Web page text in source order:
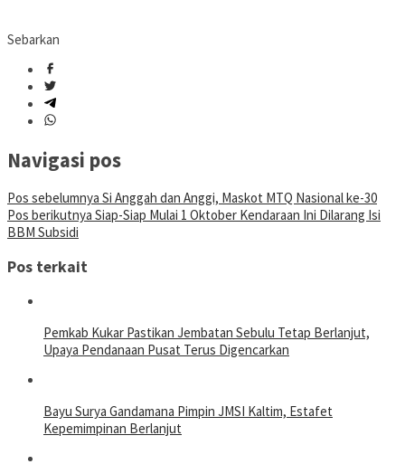
Sebarkan
Navigasi pos
Pos sebelumnya Si Anggah dan Anggi, Maskot MTQ Nasional ke-30
Pos berikutnya Siap-Siap Mulai 1 Oktober Kendaraan Ini Dilarang Isi
BBM Subsidi
Pos terkait
Pemkab Kukar Pastikan Jembatan Sebulu Tetap Berlanjut,
Upaya Pendanaan Pusat Terus Digencarkan
Bayu Surya Gandamana Pimpin JMSI Kaltim, Estafet
Kepemimpinan Berlanjut